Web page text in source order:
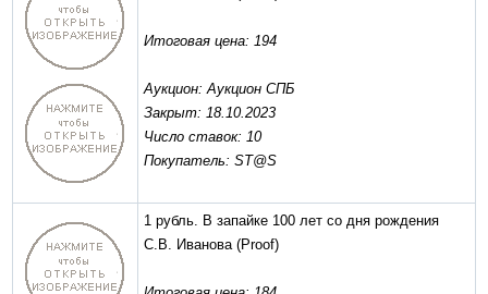
Итоговая цена: 194
Аукцион: Аукцион СПБ
Закрыт: 18.10.2023
Число ставок: 10
Покупатель: ST@S
1 рубль. В запайке 100 лет со дня рождения
С.В. Иванова(Proof)